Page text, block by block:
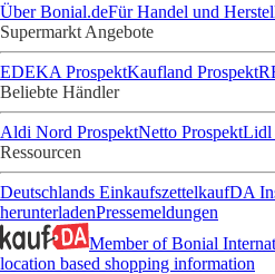
Über Bonial.deFür Handel und
Supermarkt Angebote
EDEKA ProspektKaufland Prospekt
Beliebte Händler
Aldi Nord ProspektNetto ProspektLidl
Ressourcen
Deutschlands EinkaufszettelkaufDA
herunterladenPressemeldungen
Member of Bonial
location based shopping information